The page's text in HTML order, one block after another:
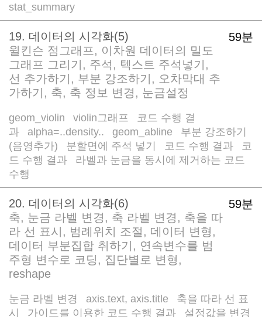
stat_summary
59분
19. 데이터의 시각화(5)
윌킨슨 점그래프, 이차원 데이터의 밀도
그래프 그리기, 주석, 텍스트 주석넣기,
선 추가하기, 부분 강조하기, 오차막대 추
가하기, 축, 축 정보 변경, 눈금설정
geom_violin violin그래프
코드 수행 결
과
alpha=..density.. geom_abline
부분 강조하기
(음영추가)
분할면에 주석 넣기 코드 수행 결과
코
드 수행 결과
라벨과 눈금을 동시에 제거하는 코드
수행
59분
20. 데이터의 시각화(6)
축, 눈금 라벨 변경, 축 라벨 변경, 축을 따
라 선 표시, 범례위치 조절, 데이터 변형,
데이터 부분집합 취하기, 연속변수를 범
주형 변수로 코딩, 집단별로 변형,
reshape
눈금 라벨 변경 axis.text, axis.title
축을 따라 선 표
시
가이드를 이용한 코드 수행 결과
설정값을 변경